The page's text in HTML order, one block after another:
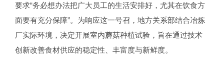
要求“务必想办法把广大员工的生活安排好，尤其在饮食方
面要有充分保障”。为响应这一号召，地方关系部结合冶炼
厂实际环境，决定开展室内蘑菇种植试验，旨在通过技术
创新改善食材供应的稳定性、丰富度与新鲜度。